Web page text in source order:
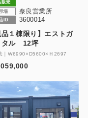
ワひまわり財団
販売
場
奈良営業所
ID 3600014
品１棟限り】エストガ
タル 12坪
W6990×D5600×Ｈ2697